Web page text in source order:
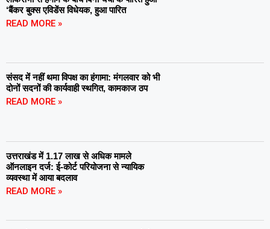
‘बैंकर बुक्स एविडेंस विधेयक, हुआ पारित
READ MORE »
संसद में नहीं थमा विपक्ष का हंगामा: मंगलवार को भी
दोनों सदनों की कार्यवाही स्थगित, कामकाज ठप
READ MORE »
उत्तराखंड में 1.17 लाख से अधिक मामले
ऑनलाइन दर्ज: ई-कोर्ट परियोजना से न्यायिक
व्यवस्था में आया बदलाव
READ MORE »